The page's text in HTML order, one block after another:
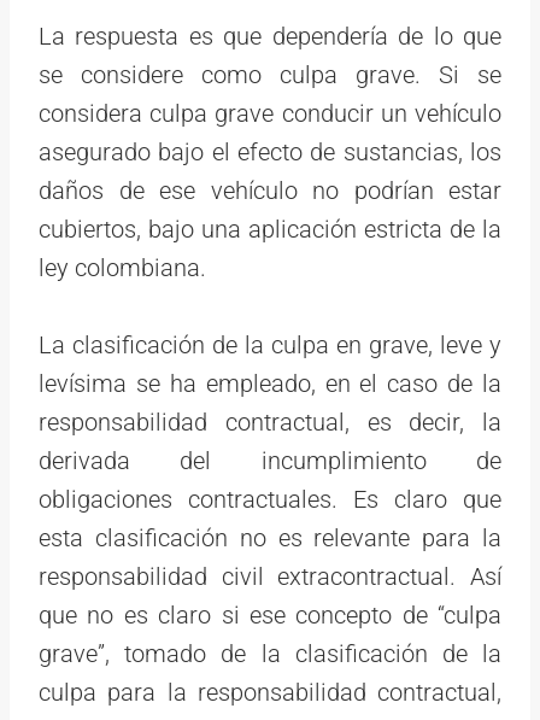
La respuesta es que dependería de lo que
se considere como culpa grave. Si se
considera culpa grave conducir un vehículo
asegurado bajo el efecto de sustancias, los
daños de ese vehículo no podrían estar
cubiertos, bajo una aplicación estricta de la
ley colombiana.
La clasificación de la culpa en grave, leve y
levísima se ha empleado, en el caso de la
responsabilidad contractual, es decir, la
derivada del incumplimiento de
obligaciones contractuales. Es claro que
esta clasificación no es relevante para la
responsabilidad civil extracontractual. Así
que no es claro si ese concepto de “culpa
grave”, tomado de la clasificación de la
culpa para la responsabilidad contractual,